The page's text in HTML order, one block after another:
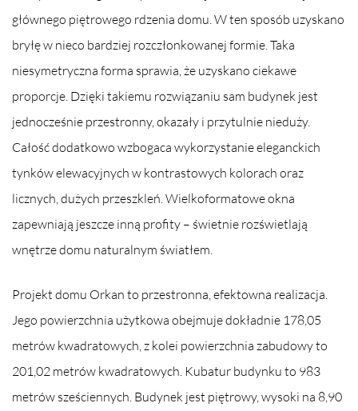
głównego piętrowego rdzenia domu. W ten sposób uzyskano
bryłę w nieco bardziej rozczłonkowanej formie. Taka
niesymetryczna forma sprawia, że uzyskano ciekawe
proporcje. Dzięki takiemu rozwiązaniu sam budynek jest
jednocześnie przestronny, okazały i przytulnie nieduży.
Całość dodatkowo wzbogaca wykorzystanie eleganckich
tynków elewacyjnych w kontrastowych kolorach oraz
licznych, dużych przeszkleń. Wielkoformatowe okna
zapewniają jeszcze inną profity – świetnie rozświetlają
wnętrze domu naturalnym światłem.
Projekt domu Orkan to przestronna, efektowna realizacja.
Jego powierzchnia użytkowa obejmuje dokładnie 178,05
metrów kwadratowych, z kolei powierzchnia zabudowy to
201,02 metrów kwadratowych. Kubatur budynku to 983
metrów sześciennych. Budynek jest piętrowy, wysoki na 8,90